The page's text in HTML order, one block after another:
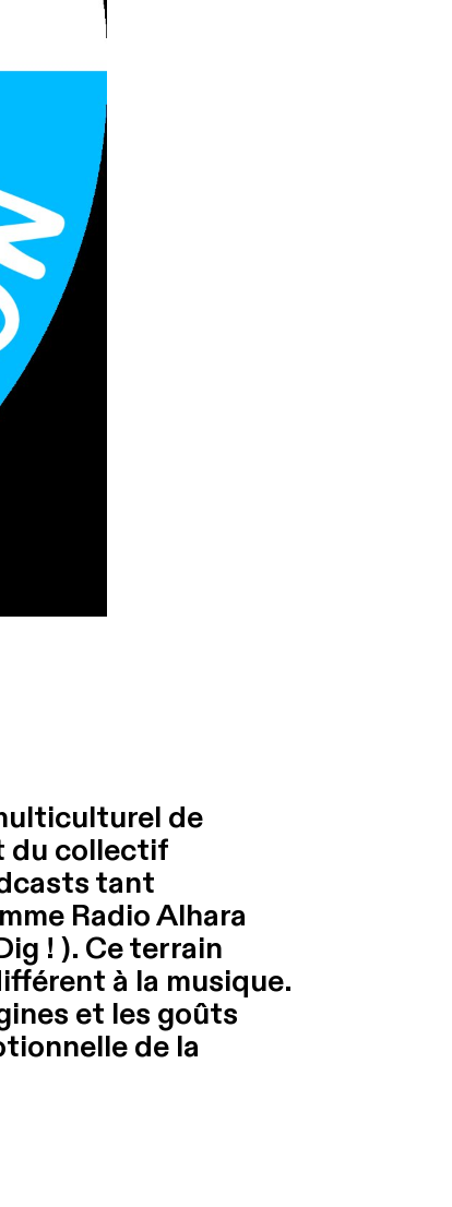
de
du collectif
tant
Radio Alhara
! ). Ce terrain
à la musique.
et les goûts
de la